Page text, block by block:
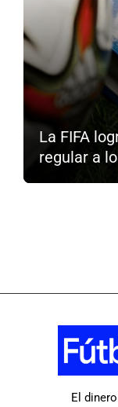
La FIFA
regular a
El